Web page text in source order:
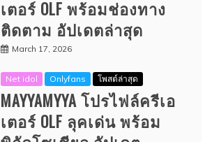
เตอร์ OLF พร้อมช่องทาง
ติดตาม อัปเดตล่าสุด
March 17, 2026
Net idol Onlyfans โพสต์ล่าสุด
MAYYAMYYA โปรไฟล์ครีเอ
เตอร์ OLF ลุคเด่น พร้อม